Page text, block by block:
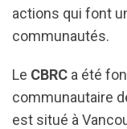
actions qui font
communautés.
Le CBRC a été
communautaire
est situé à